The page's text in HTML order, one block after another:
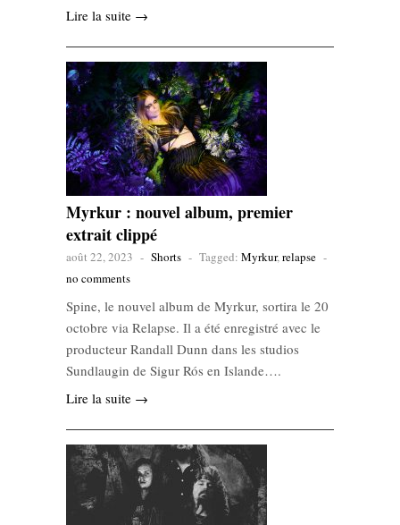
Lire la suite →
Myrkur : nouvel album, premier
extrait clippé
août 22, 2023 - Shorts - Tagged: Myrkur,relapse -
no comments
Spine, le nouvel album de Myrkur, sortira le 20
octobre via Relapse. Il a été enregistré avec le
producteur Randall Dunn dans les studios
Sundlaugin de Sigur Rós en Islande….
Lire la suite →